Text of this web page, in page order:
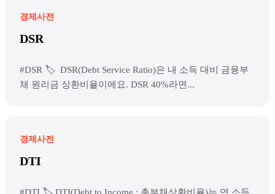
경제사전
DSR
#DSR 🏷️ DSR(Debt Service Ratio)은 내 소득 대비 금융부
채 원리금 상환비율이에요. DSR 40%라면...
경제사전
DTI